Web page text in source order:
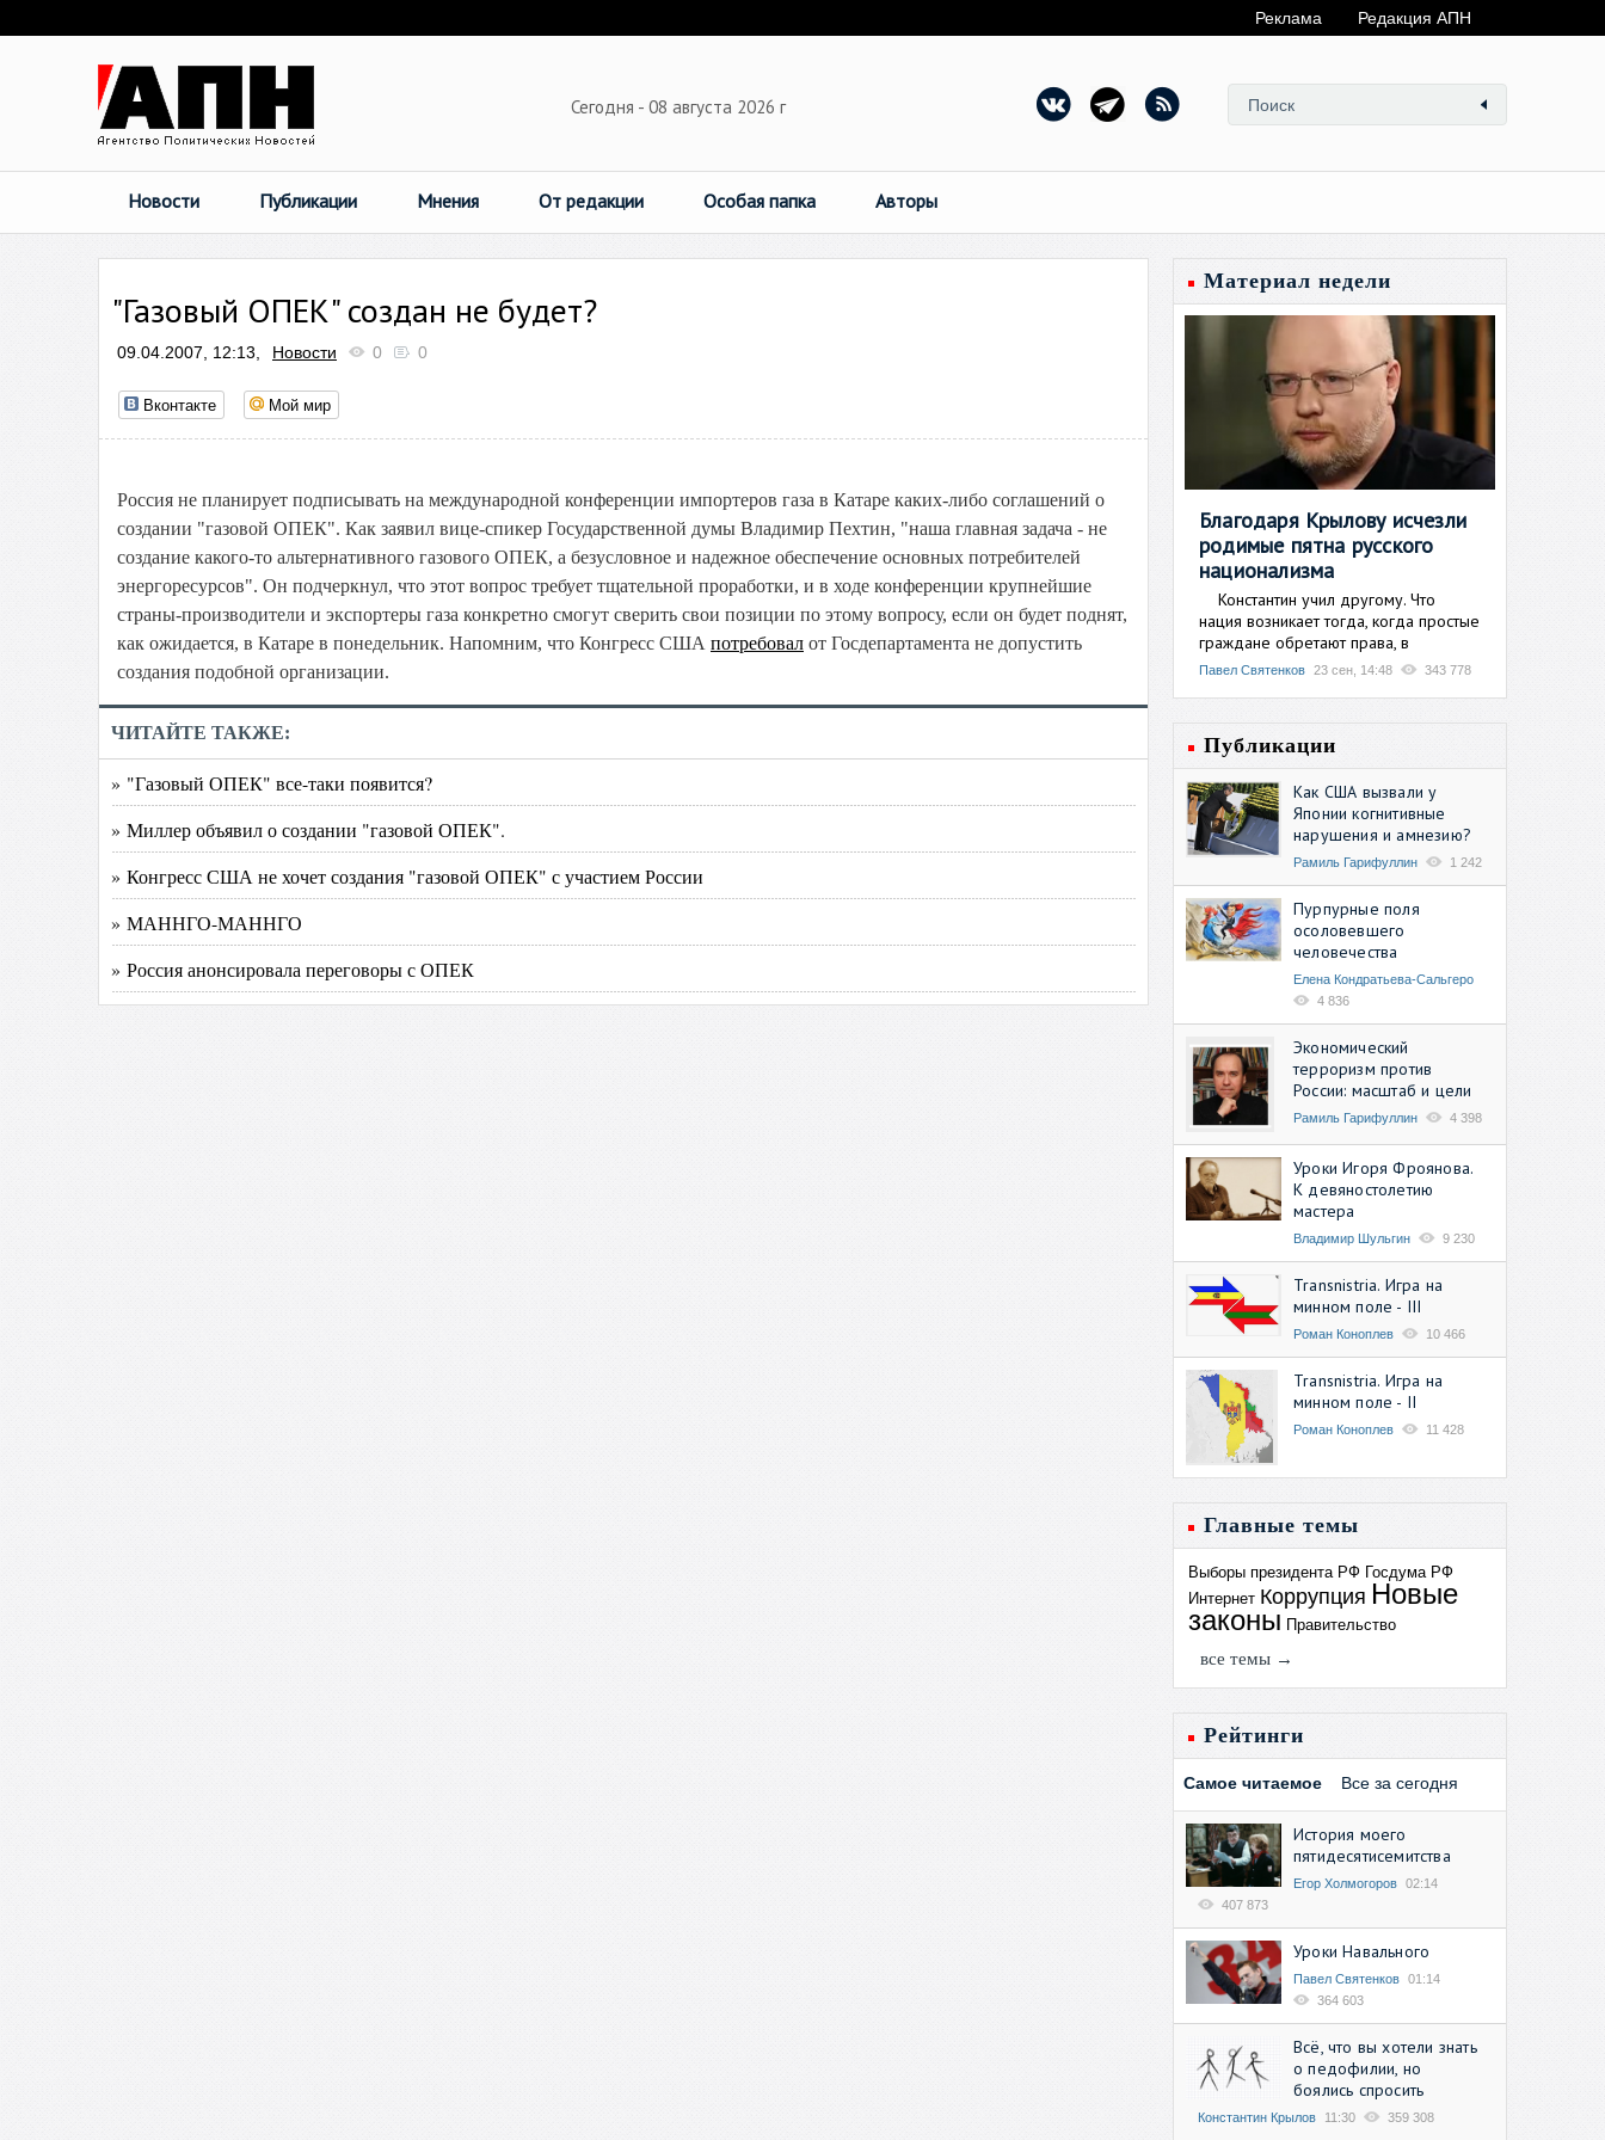
Реклама Редакция АПН
Сегодня - 08 августа 2026 г
Новости Публикации Мнения От редакции Особая папка Авторы
"Газовый ОПЕК" создан не будет?
09.04.2007, 12:13, Новости 0 0
Вконтакте Мой мир
Россия не планирует подписывать на международной конференции импортеров газа в Катаре каких-либо соглашений о
создании "газовой ОПЕК". Как заявил вице-спикер Государственной думы Владимир Пехтин, "наша главная задача - не
создание какого-то альтернативного газового ОПЕК, а безусловное и надежное обеспечение основных потребителей
энергоресурсов". Он подчеркнул, что этот вопрос требует тщательной проработки, и в ходе конференции крупнейшие
страны-производители и экспортеры газа конкретно смогут сверить свои позиции по этому вопросу, если он будет поднят,
как ожидается, в Катаре в понедельник. Напомним, что Конгресс США потребовал от Госдепартамента не допустить
создания подобной организации.
ЧИТАЙТЕ ТАКЖЕ:
» "Газовый ОПЕК" все-таки появится?
» Миллер объявил о создании "газовой ОПЕК".
» Конгресс США не хочет создания "газовой ОПЕК" с участием России
» МАННГО-МАННГО
» Россия анонсировала переговоры с ОПЕК
Материал недели
Благодаря Крылову исчезли
родимые пятна русского
национализма
Константин учил другому. Что
нация возникает тогда, когда простые
граждане обретают права, в
Павел Святенков 23 сен, 14:48 343 778
Публикации
Как США вызвали у
Японии когнитивные
нарушения и амнезию?
Рамиль Гарифуллин 1 242
Пурпурные поля
осоловевшего
человечества
Елена Кондратьева-Сальгеро
4 836
Экономический
терроризм против
России: масштаб и цели
Рамиль Гарифуллин 4 398
Уроки Игоря Фроянова.
К девяностолетию
мастера
Владимир Шульгин 9 230
Transnistria. Игра на
минном поле - III
Роман Коноплев 10 466
Transnistria. Игра на
минном поле - II
Роман Коноплев 11 428
Главные темы
Выборы президента РФ Госдума РФ
Интернет Коррупция Новые
законы Правительство
все темы →
Рейтинги
Самое читаемое Все за сегодня
История моего
пятидесятисемитства
Егор Холмогоров 02:14
407 873
Уроки Навального
Павел Святенков 01:14
364 603
Всё, что вы хотели знать
о педофилии, но
боялись спросить
Константин Крылов 11:30 359 308